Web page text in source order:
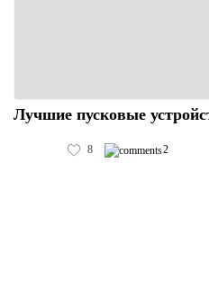
Лучшие пусковые
8 2